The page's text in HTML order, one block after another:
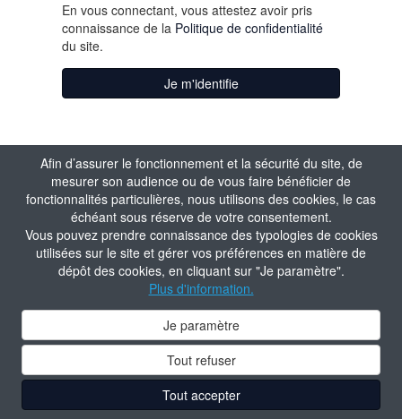
Afin d’assurer le fonctionnement et la sécurité du site, de
mesurer son audience ou de vous faire bénéficier de
fonctionnalités particulières, nous utilisons des cookies, le cas
échéant sous réserve de votre consentement.
Vous pouvez prendre connaissance des typologies de cookies
utilisées sur le site et gérer vos préférences en matière de
dépôt des cookies, en cliquant sur "Je paramètre".
Plus d'information.
Je paramètre
Tout refuser
Tout accepter
En vous connectant, vous attestez avoir pris
connaissance de la Politique de confidentialité
du site.
Je m'identifie